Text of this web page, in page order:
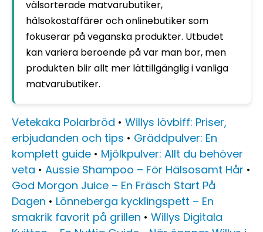
välsorterade matvarubutiker,
hälsokostaffärer och onlinebutiker som
fokuserar på veganska produkter. Utbudet
kan variera beroende på var man bor, men
produkten blir allt mer lättillgänglig i vanliga
matvarubutiker.
Vetekaka Polarbröd • Willys lövbiff: Priser,
erbjudanden och tips • Gräddpulver: En
komplett guide • Mjölkpulver: Allt du behöver
veta • Aussie Shampoo – För Hälsosamt Hår •
God Morgon Juice – En Fräsch Start På
Dagen • Lönneberga kycklingspett – En
smakrik favorit på grillen • Willys Digitala